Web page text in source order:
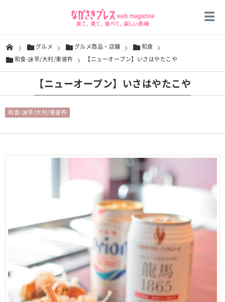
グルメ グルメ商品・店舗
和食
和食-諫早/大村/東彼杵
【ニューオープン】いさはやたこや
【ニューオープン】いさはやたこや
和食-諫早/大村/東彼杵